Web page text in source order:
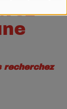
recherchez